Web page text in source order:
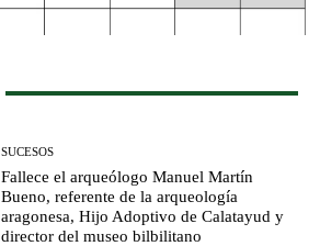
SUCESOS
Fallece el arqueólogo Manuel Martín
Bueno, referente de la arqueología
aragonesa, Hijo Adoptivo de Calatayud y
director del museo bilbilitano